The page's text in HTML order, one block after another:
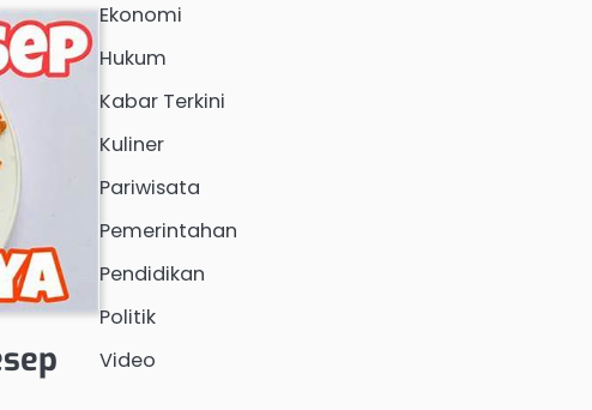
Ekonomi
Hukum
Kabar Terkini
Kuliner
Pariwisata
Pemerintahan
Pendidikan
Politik
Video